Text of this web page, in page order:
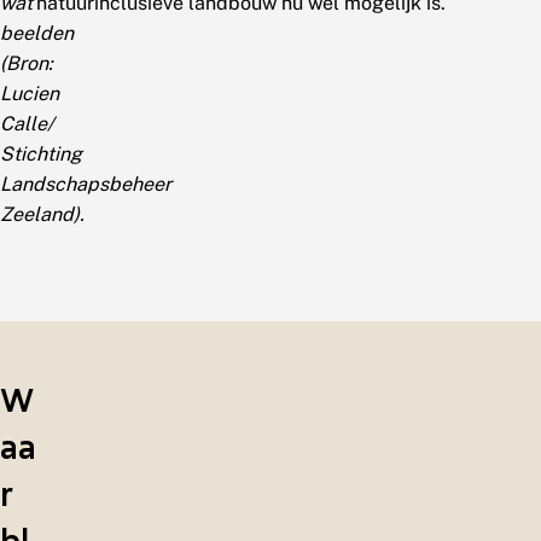
beelden
(Bron:
Lucien
Calle/
Stichting
Landschapsbeheer
Zeeland).
W
aa
r